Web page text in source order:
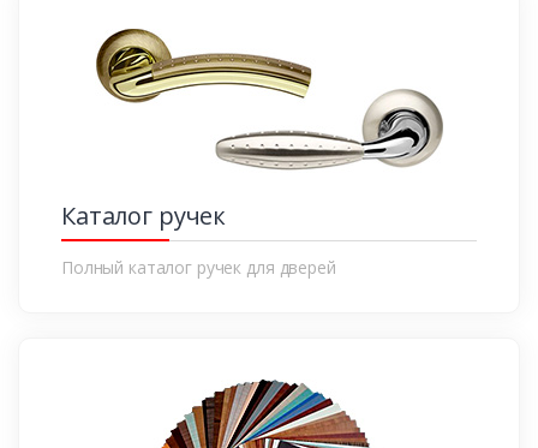
Каталог ручек
Полный каталог ручек для дверей